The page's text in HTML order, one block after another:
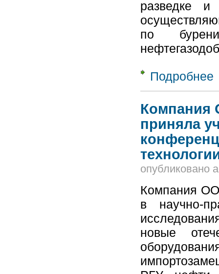
разведке и
по
Подробнее
Компания
приняла
опубликовано
Компания
в научно-
новые